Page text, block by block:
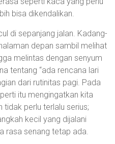
bisa dikendalikan.
di sepanjang jalan. Kadang-
depan sambil melihat
melintas dengan senyum
tentang “ada rencana lari
dari rutinitas pagi. Pada
itu mengingatkan kita
tidak perlu terlalu serius;
kecil yang dijalani
rasa senang tetap ada.